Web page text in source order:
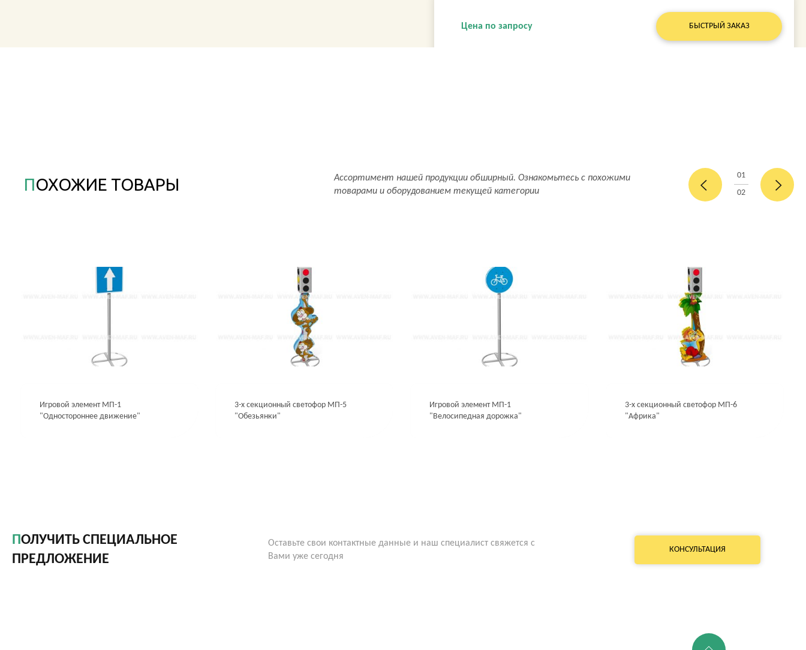
Цена по запросу БЫСТРЫЙ ЗАКАЗ
ПОХОЖИЕ ТОВАРЫ
Ассортимент нашей продукции обширный. Ознакомьтесь с похожими
товарами и оборудованием текущей категории
01
02
Игровой элемент МП-1
"Одностороннее движение"
3-х секционный светофор МП-5
"Обезьянки"
Игровой элемент МП-1
"Велосипедная дорожка"
3-х секционный светофор МП-6
"Африка"
ПОЛУЧИТЬ СПЕЦИАЛЬНОЕ
ПРЕДЛОЖЕНИЕ
Оставьте свои контактные данные и наш специалист свяжется с
Вами уже сегодня
КОНСУЛЬТАЦИЯ